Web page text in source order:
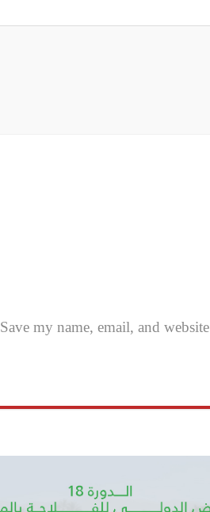
Save my name, email, and